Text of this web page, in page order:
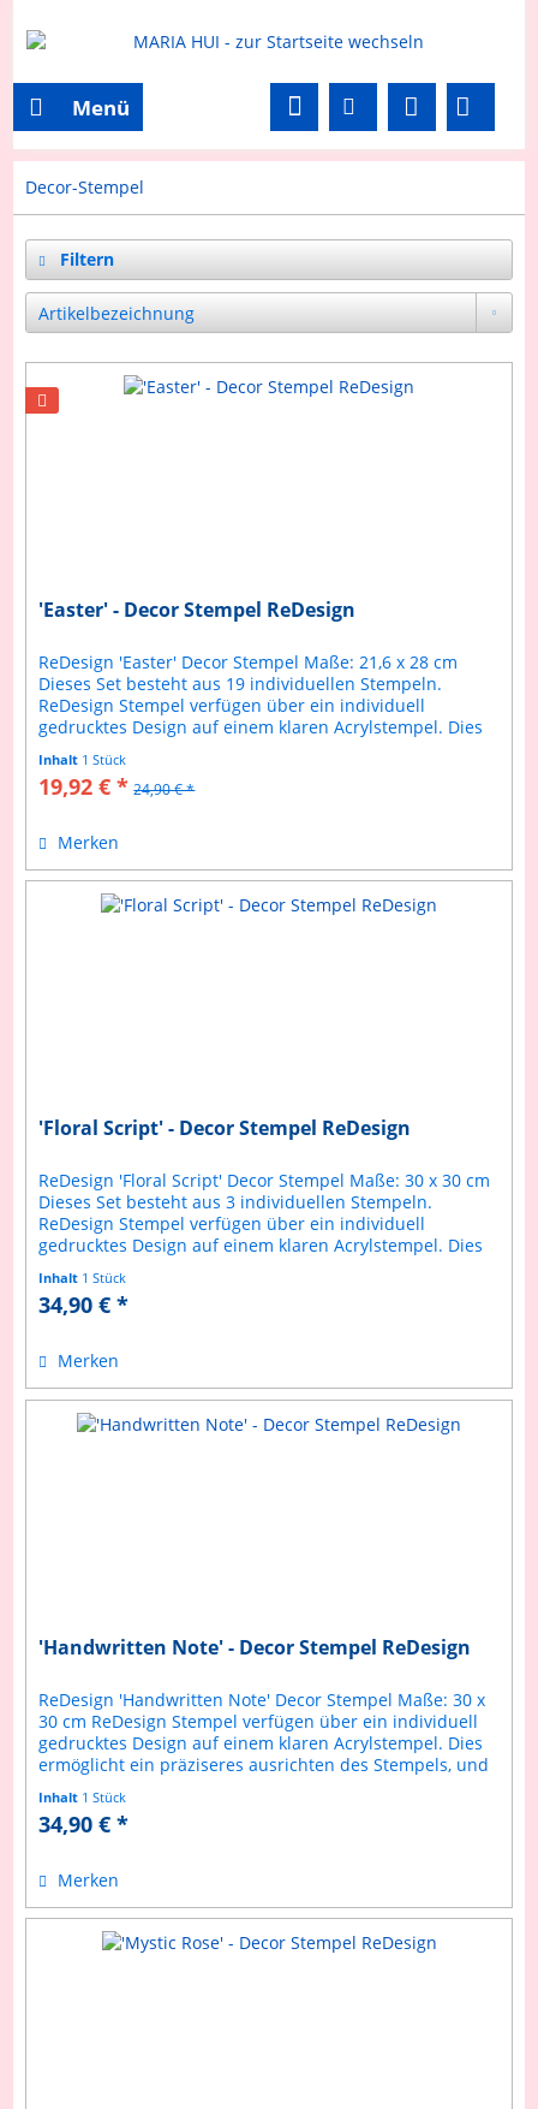
Menü
Decor-Stempel
Filtern
'Easter' - Decor Stempel ReDesign
ReDesign 'Easter' Decor Stempel Maße: 21,6 x 28 cm
Dieses Set besteht aus 19 individuellen Stempeln.
ReDesign Stempel verfügen über ein individuell
gedrucktes Design auf einem klaren Acrylstempel. Dies
Inhalt 1 Stück
19,92 € * 24,90 € *
Merken
'Floral Script' - Decor Stempel ReDesign
ReDesign 'Floral Script' Decor Stempel Maße: 30 x 30 cm
Dieses Set besteht aus 3 individuellen Stempeln.
ReDesign Stempel verfügen über ein individuell
gedrucktes Design auf einem klaren Acrylstempel. Dies
Inhalt 1 Stück
34,90 € *
Merken
'Handwritten Note' - Decor Stempel ReDesign
ReDesign 'Handwritten Note' Decor Stempel Maße: 30 x
30 cm ReDesign Stempel verfügen über ein individuell
gedrucktes Design auf einem klaren Acrylstempel. Dies
ermöglicht ein präziseres ausrichten des Stempels, und
Inhalt 1 Stück
34,90 € *
Merken